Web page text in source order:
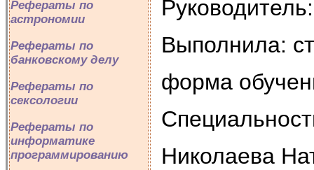
Рефераты по
астрономии
Рефераты по
банковскому делу
Рефераты по
сексологии
Рефераты по
информатике
программированию
Выполнила:
форма
Николаева